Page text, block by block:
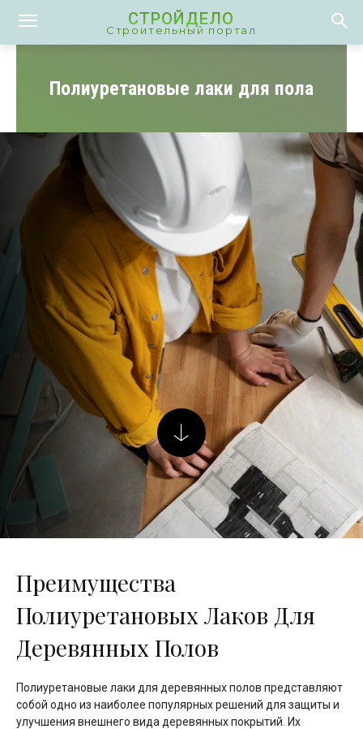
СТРОЙДЕЛО
Строительный портал
Полиуретановые лаки для пола
Преимущества
Полиуретановых Лаков Для
Деревянных Полов
Полиуретановые лаки для деревянных полов представляют
собой одно из наиболее популярных решений для защиты и
улучшения внешнего вида деревянных покрытий. Их